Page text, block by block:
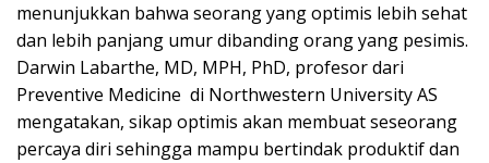
menunjukkan bahwa seorang yang optimis lebih sehat
dan lebih panjang umur dibanding orang yang pesimis.
Darwin Labarthe, MD, MPH, PhD, profesor dari
Preventive Medicine di Northwestern University AS
mengatakan, sikap optimis akan membuat seseorang
percaya diri sehingga mampu bertindak produktif dan